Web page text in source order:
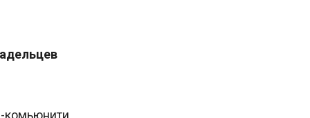
комьюнити